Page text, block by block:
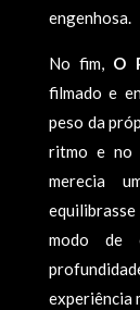
engenhosa.
No fim, O
filmado e
peso da
ritmo e no
merecia
modo de
experiência